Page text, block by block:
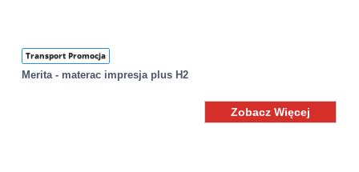
Transport Promocja
Merita - materac impresja plus H2
Zobacz Więcej